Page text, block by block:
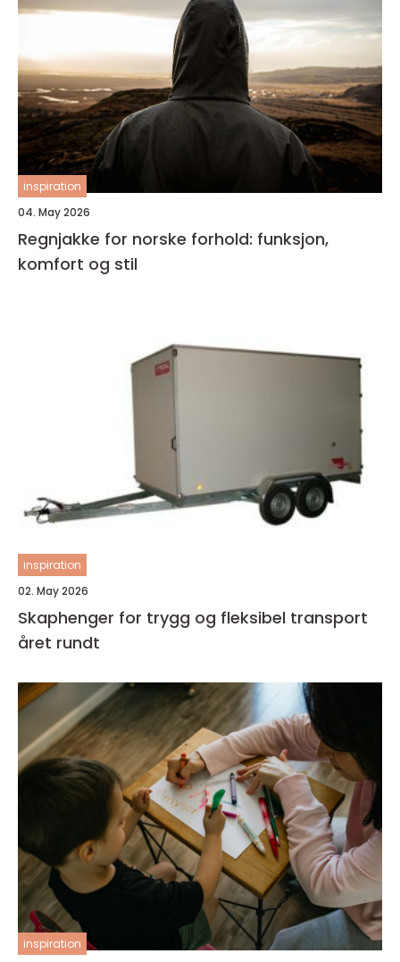
inspiration
04. May 2026
Regnjakke for norske forhold: funksjon,
komfort og stil
inspiration
02. May 2026
Skaphenger for trygg og fleksibel transport
året rundt
inspiration